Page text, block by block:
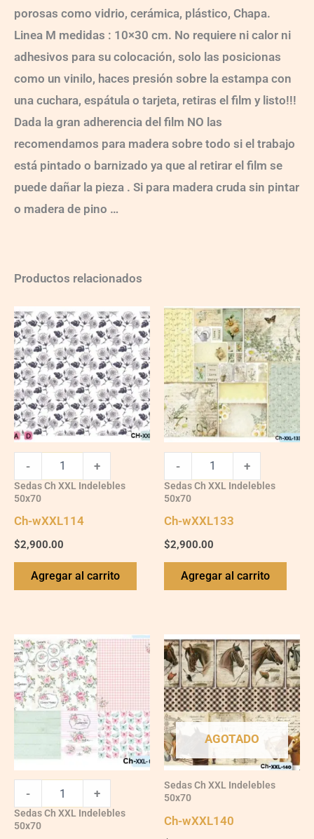
porosas como vidrio, cerámica, plástico, Chapa.
Linea M medidas : 10×30 cm. No requiere ni calor ni
adhesivos para su colocación, solo las posicionas
como un vinilo, haces presión sobre la estampa con
una cuchara, espátula o tarjeta, retiras el film y listo!!!
Dada la gran adherencia del film NO las
recomendamos para madera sobre todo si el trabajo
está pintado o barnizado ya que al retirar el film se
puede dañar la pieza . Si para madera cruda sin pintar
o madera de pino …
Productos relacionados
Ch-
wXXL114
quantity
- +
Sedas Ch XXL Indelebles
50x70
Ch-wXXL114
$2,900.00
Agregar al carrito
Ch-
wXXL133
quantity
- +
Sedas Ch XXL Indelebles
50x70
Ch-wXXL133
$2,900.00
Agregar al carrito
Ch-
wXXL13
quantity
- +
Sedas Ch XXL Indelebles
50x70
AGOTADO
Sedas Ch XXL Indelebles
50x70
Ch-wXXL140